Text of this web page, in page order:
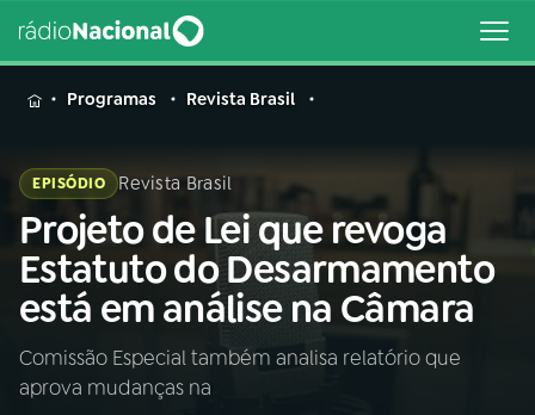
MENU
Buscar
na
Rádio
Nacional
Buscar
AO VIVO
Programas Revista Brasil
EPISÓDIO Revista Brasil
Projeto de Lei que revoga
Estatuto do Desarmamento
está em análise na Câmara
Comissão Especial também analisa relatório que
aprova mudanças na